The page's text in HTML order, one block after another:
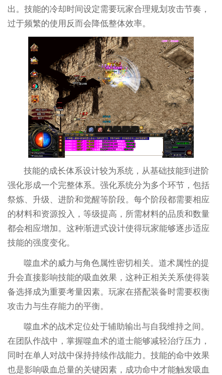
出。技能的冷却时间设定需要玩家合理规划攻击节奏，
过于频繁的使用反而会降低整体效率。
技能的成长体系设计较为系统，从基础技能到进阶
强化形成一个完整体系。强化系统分为多个环节，包括
祭炼、升级、进阶和觉醒等阶段。每个阶段都需要相应
的材料和资源投入，等级提高，所需材料的品质和数量
都会相应增加。这种渐进式设计使得玩家能够逐步适应
技能的强度变化。
噬血术的威力与角色属性密切相关。道术属性的提
升会直接影响技能的吸血效果，这种正相关关系使得装
备选择成为重要考量因素。玩家在搭配装备时需要权衡
攻击力与生存能力的平衡。
噬血术的战术定位处于辅助输出与自我维持之间。
在团队作战中，掌握噬血术的道士能够减轻治疗压力，
同时在单人对战中保持持续作战能力。技能的命中效果
也是影响吸血总量的关键因素，成功命中才能触发吸血